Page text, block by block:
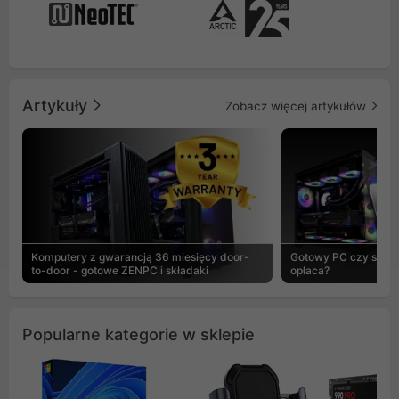
Artykuły Zobacz więcej artykułów
Komputery z gwarancją 36 miesięcy door-
to-door - gotowe ZENPC i składaki
Gotowy PC czy
opłaca?
Popularne kategorie w sklepie